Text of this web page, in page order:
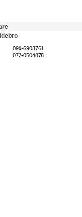
090-6903761
072-0504878